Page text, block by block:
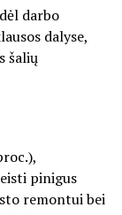
darbo
dalyse,
šalių
pinigus
remontui bei